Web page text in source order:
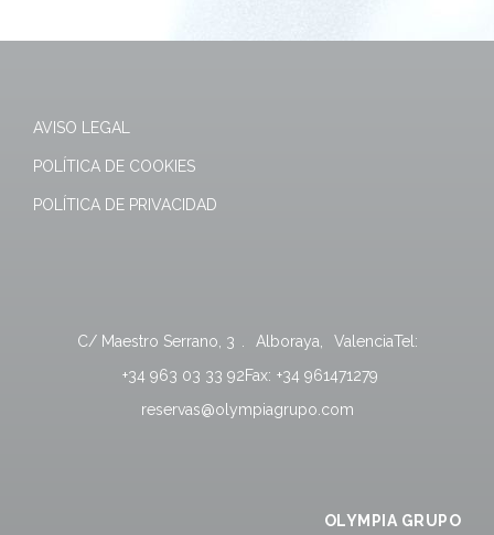
AVISO LEGAL
POLÍTICA DE COOKIES
POLÍTICA DE PRIVACIDAD
C/ Maestro Serrano, 3 Alboraya ValenciaTel:
+34 963 03 33 92Fax: +34 961471279
reservas@olympiagrupo.com
OLYMPIA GRUPO